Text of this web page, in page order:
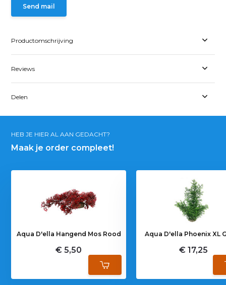
Send mail
Productomschrijving
Reviews
Delen
HEB JE HIER AL AAN GEDACHT?
Maak je order compleet!
Aqua D'ella Hangend Mos Rood
€ 5,50
Aqua D'ella Phoenix XL
€ 17,25